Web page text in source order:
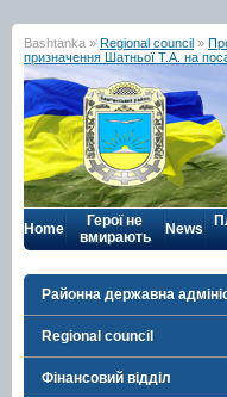
Bashtanka » Regional council »
призначення Шатньої Т.А. на
Home
Герої не
вмирають
News
Районна державна
Regional council
Фінансовий відділ